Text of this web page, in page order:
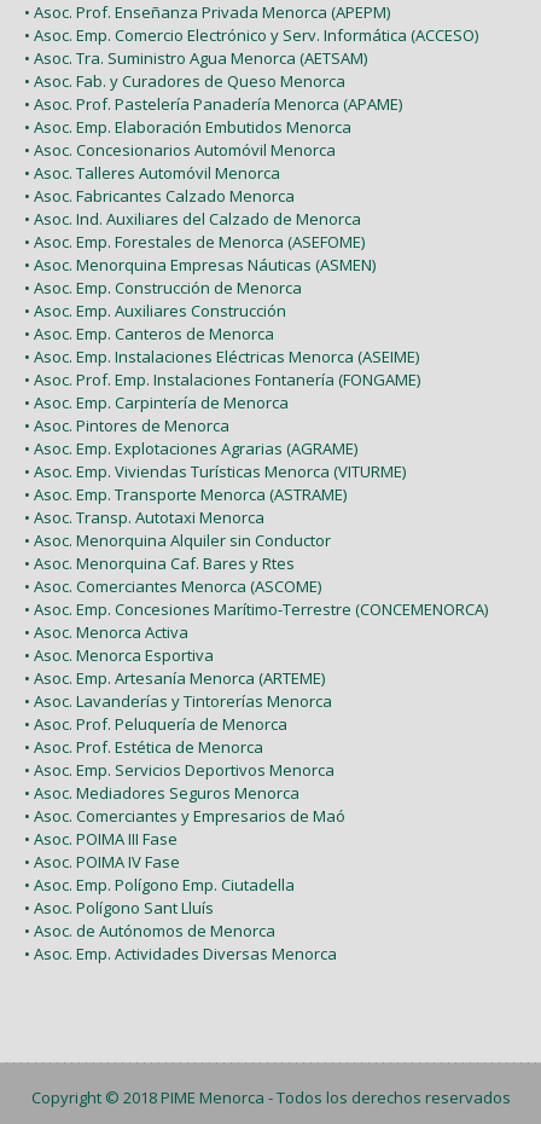
• Asoc. Prof. Enseñanza Privada Menorca (APEPM)
• Asoc. Emp. Comercio Electrónico y Serv. Informática (ACCESO)
• Asoc. Tra. Suministro Agua Menorca (AETSAM)
• Asoc. Fab. y Curadores de Queso Menorca
• Asoc. Prof. Pastelería Panadería Menorca (APAME)
• Asoc. Emp. Elaboración Embutidos Menorca
• Asoc. Concesionarios Automóvil Menorca
• Asoc. Talleres Automóvil Menorca
• Asoc. Fabricantes Calzado Menorca
• Asoc. Ind. Auxiliares del Calzado de Menorca
• Asoc. Emp. Forestales de Menorca (ASEFOME)
• Asoc. Menorquina Empresas Náuticas (ASMEN)
• Asoc. Emp. Construcción de Menorca
• Asoc. Emp. Auxiliares Construcción
• Asoc. Emp. Canteros de Menorca
• Asoc. Emp. Instalaciones Eléctricas Menorca (ASEIME)
• Asoc. Prof. Emp. Instalaciones Fontanería (FONGAME)
• Asoc. Emp. Carpintería de Menorca
• Asoc. Pintores de Menorca
• Asoc. Emp. Explotaciones Agrarias (AGRAME)
• Asoc. Emp. Viviendas Turísticas Menorca (VITURME)
• Asoc. Emp. Transporte Menorca (ASTRAME)
• Asoc. Transp. Autotaxi Menorca
• Asoc. Menorquina Alquiler sin Conductor
• Asoc. Menorquina Caf. Bares y Rtes
• Asoc. Comerciantes Menorca (ASCOME)
• Asoc. Emp. Concesiones Marítimo-Terrestre (CONCEMENORCA)
• Asoc. Menorca Activa
• Asoc. Menorca Esportiva
• Asoc. Emp. Artesanía Menorca (ARTEME)
• Asoc. Lavanderías y Tintorerías Menorca
• Asoc. Prof. Peluquería de Menorca
• Asoc. Prof. Estética de Menorca
• Asoc. Emp. Servicios Deportivos Menorca
• Asoc. Mediadores Seguros Menorca
• Asoc. Comerciantes y Empresarios de Maó
• Asoc. POIMA III Fase
• Asoc. POIMA IV Fase
• Asoc. Emp. Polígono Emp. Ciutadella
• Asoc. Polígono Sant Lluís
• Asoc. de Autónomos de Menorca
• Asoc. Emp. Actividades Diversas Menorca
Copyright © 2018PIME Menorca - Todos los derechos reservados